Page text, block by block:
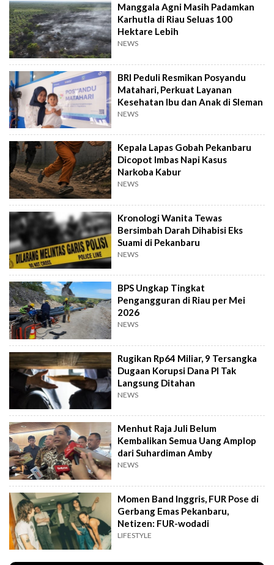
Manggala Agni Masih Padamkan
Karhutla di Riau Seluas 100
Hektare Lebih
NEWS
BRI Peduli Resmikan Posyandu
Matahari, Perkuat Layanan
Kesehatan Ibu dan Anak di Sleman
NEWS
Kepala Lapas Gobah Pekanbaru
Dicopot Imbas Napi Kasus
Narkoba Kabur
NEWS
Kronologi Wanita Tewas
Bersimbah Darah Dihabisi Eks
Suami di Pekanbaru
NEWS
BPS Ungkap Tingkat
Pengangguran di Riau per Mei
2026
NEWS
Rugikan Rp64 Miliar, 9 Tersangka
Dugaan Korupsi Dana PI Tak
Langsung Ditahan
NEWS
Menhut Raja Juli Belum
Kembalikan Semua Uang Amplop
dari Suhardiman Amby
NEWS
Momen Band Inggris, FUR Pose di
Gerbang Emas Pekanbaru,
Netizen: FUR-wodadi
LIFESTYLE